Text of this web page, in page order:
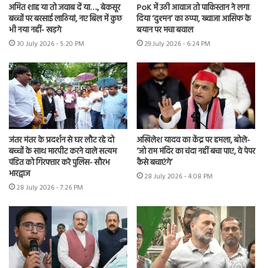
अमित शाह या तो जवाब दें या…., बेकसूर
बच्चों पर बरसाई लाठियां, नए बिल में कुछ
भी नया नहीं- खड़गे
30 July 2026 - 5:20 PM
PoK में उठी आवाज तो पाकिस्तान ने लगा
दिया ‘दुश्मन’ का ठप्पा, ख्वाजा आसिफ के
बयान पर मचा बवाल
29 July 2026 - 6:24 PM
जंतर मंतर के प्रदर्शन से घर लौट रहे दो
बच्चों के साथ मारपीट करने वाले सत्यम
पंडित को गिरफ्तार करे पुलिस- सौरभ
भारद्वाज
28 July 2026 - 7:26 PM
अखिलेश यादव का केंद्र पर हमला, बोले-
‘जो राम मंदिर का चंदा नहीं बचा पाए, वे पेपर
कैसे बचाएंगे’
28 July 2026 - 4:08 PM